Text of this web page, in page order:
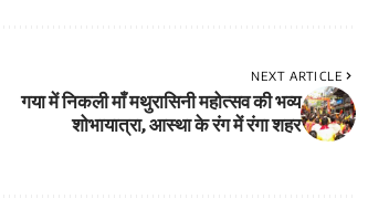
NEXT ARTICLE
गया में निकली माँ मथुरासिनी महोत्सव की भव्य
शोभायात्रा, आस्था के रंग में रंगा शहर